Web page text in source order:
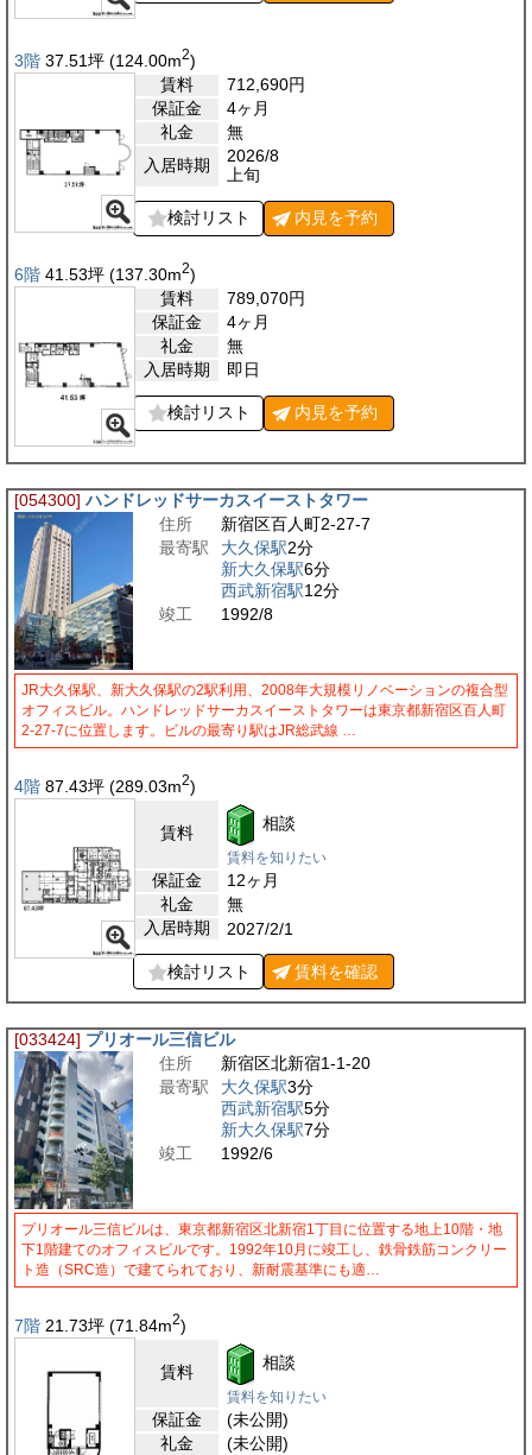
3階 37.51坪 (124.00m2)
賃料
712,690円
保証金
4ヶ月
礼金
無
入居時期
2026/8
上旬
検討リスト 内見を予約
6階 41.53坪 (137.30m2)
賃料
789,070円
保証金
4ヶ月
礼金
無
入居時期
即日
検討リスト 内見を予約
[054300] ハンドレッドサーカスイーストタワー
住所
新宿区百人町2-27-7
最寄駅
大久保駅2分
新大久保駅6分
西武新宿駅12分
竣工
1992/8
JR大久保駅、新大久保駅の2駅利用、2008年大規模リノベーションの複合型
オフィスビル。ハンドレッドサーカスイーストタワーは東京都新宿区百人町
2-27-7に位置します。ビルの最寄り駅はJR総武線 …
4階 87.43坪 (289.03m2)
賃料 相談
賃料を知りたい
保証金
12ヶ月
礼金
無
入居時期
2027/2/1
検討リスト 賃料を確認
[033424] プリオール三信ビル
住所
新宿区北新宿1-1-20
最寄駅
大久保駅3分
西武新宿駅5分
新大久保駅7分
竣工
1992/6
プリオール三信ビルは、東京都新宿区北新宿1丁目に位置する地上10階・地
下1階建てのオフィスビルです。1992年10月に竣工し、鉄骨鉄筋コンクリー
ト造（SRC造）で建てられており、新耐震基準にも適…
7階 21.73坪 (71.84m2)
賃料 相談
賃料を知りたい
保証金
(未公開)
礼金
(未公開)